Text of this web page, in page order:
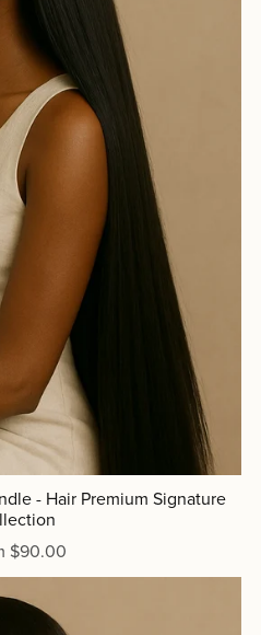
- Hair Premium Signature
$90.00